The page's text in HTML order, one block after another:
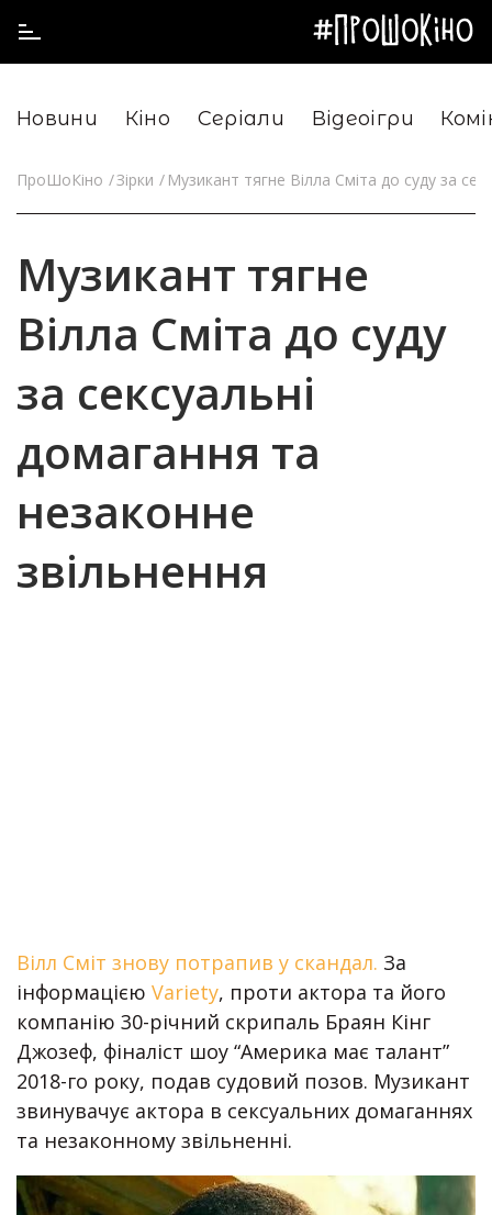
Новини Кіно Серіали Відеоігри
ПроШоКіно Зірки Музикант тягне Вілла Сміта до суду за
Музикант тягне
Вілла Сміта до суду
за сексуальні
домагання та
незаконне
звільнення
Вілл Сміт знову потрапив у скандал. За
інформацією Variety, проти актора та його
компанію 30-річний скрипаль Браян Кінг
Джозеф, фіналіст шоу “Америка має талант”
2018-го року, подав судовий позов. Музикант
звинувачує актора в сексуальних домаганнях
та незаконному звільненні.